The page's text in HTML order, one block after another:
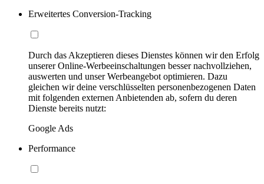
Erweitertes Conversion-Tracking
Durch das Akzeptieren dieses Dienstes können wir den Erfolg
unserer Online-Werbeeinschaltungen besser nachvollziehen,
auswerten und unser Werbeangebot optimieren. Dazu
gleichen wir deine verschlüsselten personenbezogenen Daten
mit folgenden externen Anbietenden ab, sofern du deren
Dienste bereits nutzt:
Google Ads
Performance